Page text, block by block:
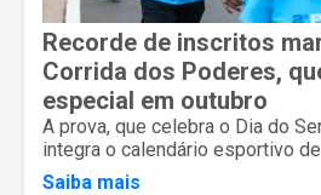
Recorde de inscritos
Corrida dos Poderes,
especial em outubro
A prova, que celebra o Dia do
integra o calendário esportivo
Saiba mais